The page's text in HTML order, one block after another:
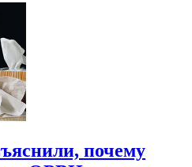
почему